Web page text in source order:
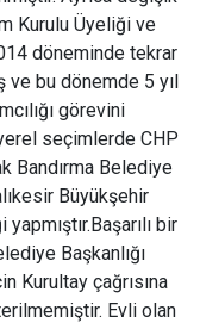
Kurulu Üyeliği ve
döneminde tekrar
bu dönemde 5 yıl
görevini
seçimlerde CHP
Bandırma Belediye
Büyükşehir
bir
Başkanlığı
Kurultay çağrısına
Evli olan